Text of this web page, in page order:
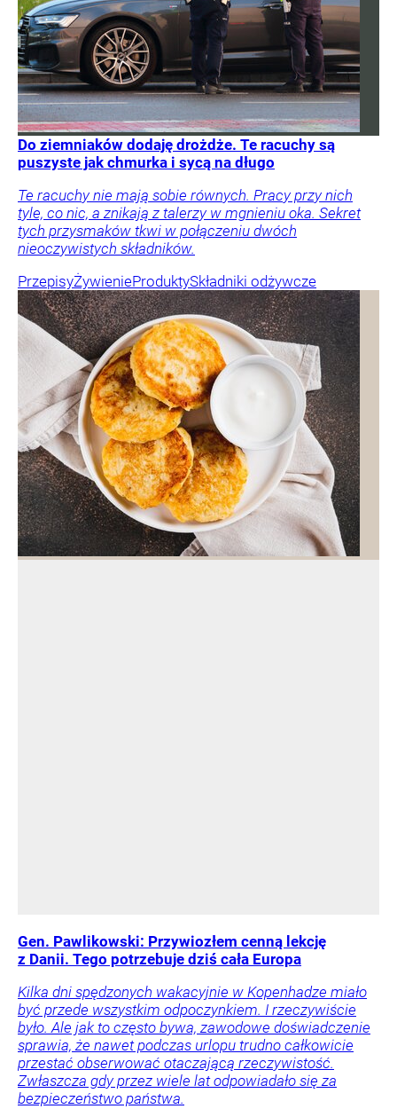
Do ziemniaków dodaję drożdże. Te racuchy są
puszyste jak chmurka i sycą na długo
Te racuchy nie mają sobie równych. Pracy przy nich
tyle, co nic, a znikają z talerzy w mgnieniu oka. Sekret
tych przysmaków tkwi w połączeniu dwóch
nieoczywistych składników.
PrzepisyŻywienieProduktySkładniki odżywcze
Gen. Pawlikowski: Przywiozłem cenną lekcję
z Danii. Tego potrzebuje dziś cała Europa
Kilka dni spędzonych wakacyjnie w Kopenhadze miało
być przede wszystkim odpoczynkiem. I rzeczywiście
było. Ale jak to często bywa, zawodowe doświadczenie
sprawia, że nawet podczas urlopu trudno całkowicie
przestać obserwować otaczającą rzeczywistość.
Zwłaszcza gdy przez wiele lat odpowiadało się za
bezpieczeństwo państwa.